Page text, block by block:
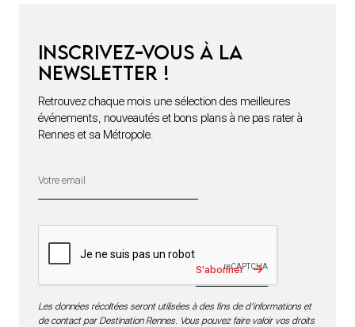
Inscrivez-vous à la
newsletter !
Retrouvez chaque mois une sélection des meilleures
événements, nouveautés et bons plans à ne pas rater à
Rennes et sa Métropole.
S'abonner
Les données récoltées seront utilisées à des fins de d’informations et
de contact par Destination Rennes. Vous pouvez faire valoir vos droits